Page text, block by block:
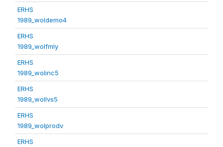
ERHS
1989_woldemo4
ERHS
1989_wolfmly
ERHS
1989_wolinc5
ERHS
1989_wollvs5
ERHS
1989_wolprodv
ERHS